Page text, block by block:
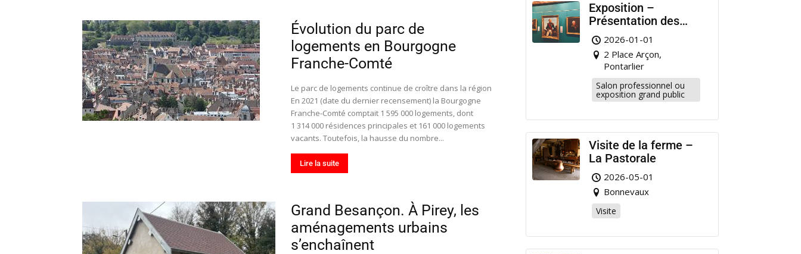
Évolution du parc de
logements en Bourgogne
Franche-Comté
Le parc de logements continue de croître dans la région
En 2021 (date du dernier recensement) la Bourgogne
Franche-Comté comptait 1 595 000 logements, dont
1 314 000 résidences principales et 161 000 logements
vacants. Toutefois, la hausse du nombre...
Lire la suite
Grand Besançon. À Pirey, les
aménagements urbains
s’enchaînent
Exposition –
Présentation des
portraits de militaire
restaurés à
Pontarlier
2026-01-01
2 Place Arçon,
Pontarlier
Salon professionnel ou
exposition grand public
Visite de la ferme –
La Pastorale
2026-05-01
Bonnevaux
Visite